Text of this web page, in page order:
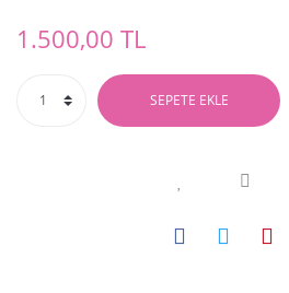
1.500,00 TL
SEPETE EKLE